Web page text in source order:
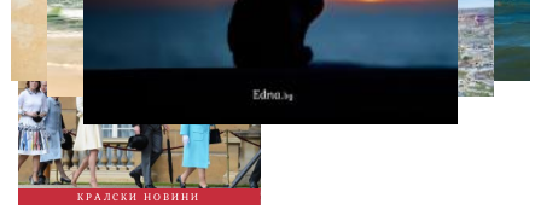
КРАЛСКИ НОВИНИ
СВОБОДНО ВРЕМЕ
Ново бебе в кралското
семейство